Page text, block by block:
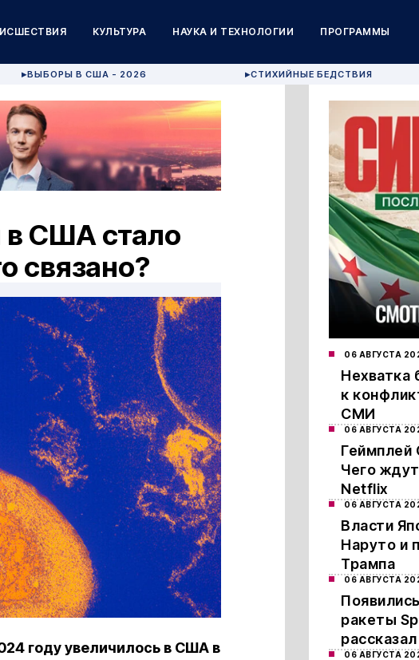
КУЛЬТУРА НАУКА И ТЕХНОЛОГИИ ПРОГРАММЫ
▶ВЫБОРЫ В США - 2026 ▶СТИХИЙНЫЕ БЕДСТВИЯ
США стало
связано?
году увеличилось в США в
06 АВГУСТА
Нехватка
к
СМИ
06 АВГУСТА
Геймплей
Чего
Netflix
06 АВГУСТА
Власти
Наруто и
Трампа
06 АВГУСТА
ракеты
06 АВГУСТА